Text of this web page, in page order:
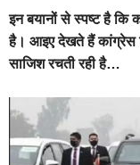
इन बयानों से स्पष्ट है कि
है। आइए देखते हैं कांग्रेस
साजिश रचती रही है…